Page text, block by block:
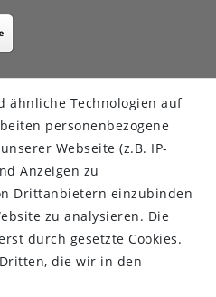
ähnliche Technologien auf
personenbezogene
Webseite (z.B. IP-
Anzeigen zu
Drittanbietern einzubinden
zu analysieren. Die
durch gesetzte Cookies.
die wir in den